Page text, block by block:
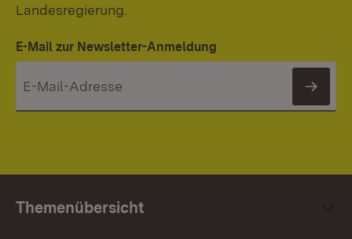
Landesregierung.
E-Mail zur Newsletter-Anmeldung
Themenübersicht